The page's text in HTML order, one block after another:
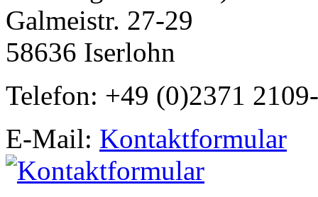
Galmeistr. 27-29
58636 Iserlohn
Telefon: +49 (0)2371
E-Mail: Kontaktformular